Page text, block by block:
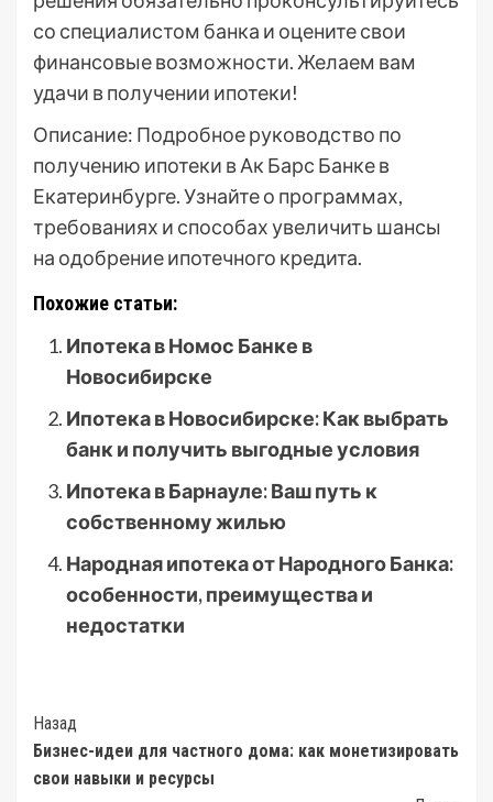
со специалистом банка и оцените свои
финансовые возможности. Желаем вам
удачи в получении ипотеки!
Описание: Подробное руководство по
получению ипотеки в Ак Барс Банке в
Екатеринбурге. Узнайте о программах,
требованиях и способах увеличить шансы
на одобрение ипотечного кредита.
Похожие статьи:
Ипотека в Номос Банке в
Новосибирске
Ипотека в Новосибирске: Как выбрать
банк и получить выгодные условия
Ипотека в Барнауле: Ваш путь к
собственному жилью
Народная ипотека от Народного Банка:
особенности, преимущества и
недостатки
Post
Navigation
Назад
Бизнес-идеи для частного дома: как монетизировать
свои навыки и ресурсы